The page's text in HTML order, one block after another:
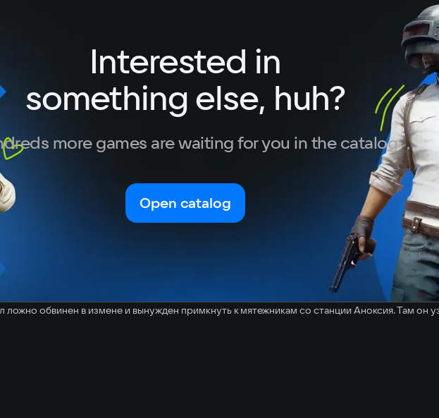
German
Italian
Portuguese
Turkish
Interested in
something else, huh?
more games are waiting for you in the catalog
Open catalog
ложно обвинен в измене и вынужден примкнуть к мятежникам со станции Аноксия. Там он